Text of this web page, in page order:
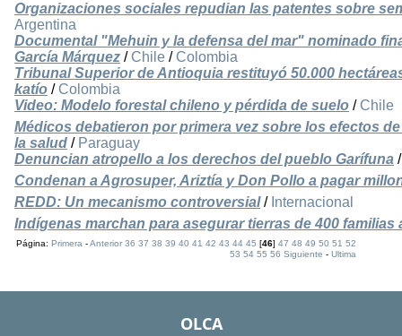
Organizaciones sociales repudian las patentes sobre
Argentina
Documental "Mehuin y la defensa del mar" nominado
García Márquez / Chile / Colombia
Tribunal Superior de Antioquia restituyó 50.000
katío / Colombia
Video: Modelo forestal chileno y pérdida de suelo / Chile
Médicos debatieron por primera vez sobre los efectos
la salud / Paraguay
Denuncian atropello a los derechos del pueblo Garífuna
Condenan a Agrosuper, Ariztía y Don Pollo a pagar
REDD: Un mecanismo controversial/ Internacional
Indígenas marchan para asegurar tierras de 400 familias
Página:Primera -Anterior 36 37 38 39 40 41 42 43 44 45 [46]47 48 49 50 51 52
53 54 55 56 Siguiente -Ultima
OLCA